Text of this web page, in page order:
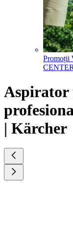
Promoții
CENTER
Aspirator
| Kärcher